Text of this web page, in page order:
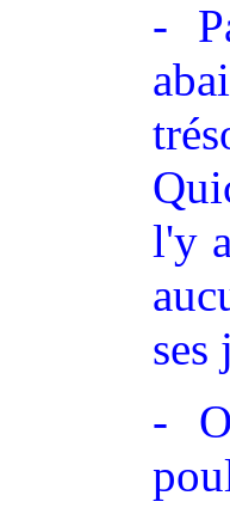
-
l'y
ses
-